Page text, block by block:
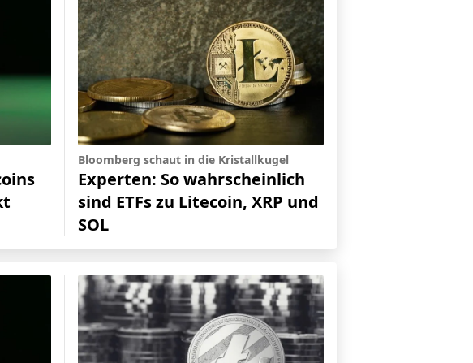
Bloomberg schaut in die Kristallkugel
Experten: So wahrscheinlich
sind ETFs zu Litecoin, XRP und
SOL